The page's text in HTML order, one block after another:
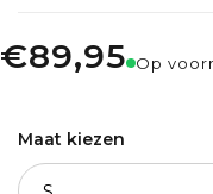
€89,95 Op
Maat kiezen